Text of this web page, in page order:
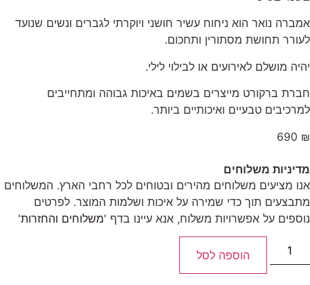
אמברה נואר הוא ניחוח עשיר חושני ויוקרתי לגברים ונשים שנועד
לעורר תחושת מסתורין ותחכום.
יהיה מושלם לאירועים או לבילוי לילי.
חברת ברקורט מייצרים בשמים באיכות גבוהה ומתחייבים
למרכיבים טבעיים ואיכותיים ביותר.
690 ₪
מדיניות משלוחים
אנו מציעים משלוחים מהירים ובטוחים לכל רחבי הארץ. המשלוחים
מתבצעים תוך כדי שמירה על איכות ושלמות המוצר. לפרטים
נוספים על אפשרויות משלוח, אנא עיינו בדף 'משלוחים והחזרות'
הוספה לסל